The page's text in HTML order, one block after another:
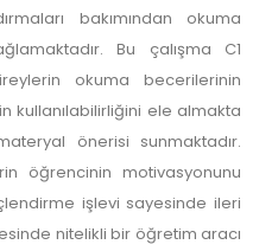
bakımından okuma
Bu çalışma C1
okuma becerilerinin
kullanılabilirliğini ele almakta
önerisi sunmaktadır.
öğrencinin motivasyonunu
işlevi sayesinde ileri
nitelikli bir öğretim aracı